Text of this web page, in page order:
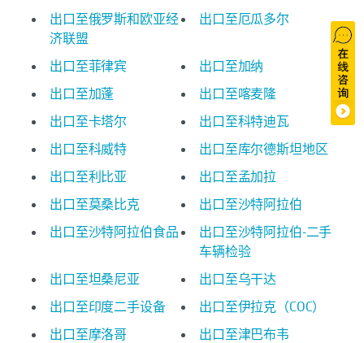
出口至俄罗斯和欧亚经
济联盟
出口至厄瓜多尔
出口至菲律宾
出口至加纳
出口至加蓬
出口至喀麦隆
出口至卡塔尔
出口至科特迪瓦
出口至科威特
出口至库尔德斯坦地区
出口至利比亚
出口至孟加拉
出口至莫桑比克
出口至沙特阿拉伯
出口至沙特阿拉伯食品
出口至沙特阿拉伯-二手
车辆检验
出口至坦桑尼亚
出口至乌干达
出口至印度二手设备
出口至伊拉克（COC）
出口至摩洛哥
出口至津巴布韦